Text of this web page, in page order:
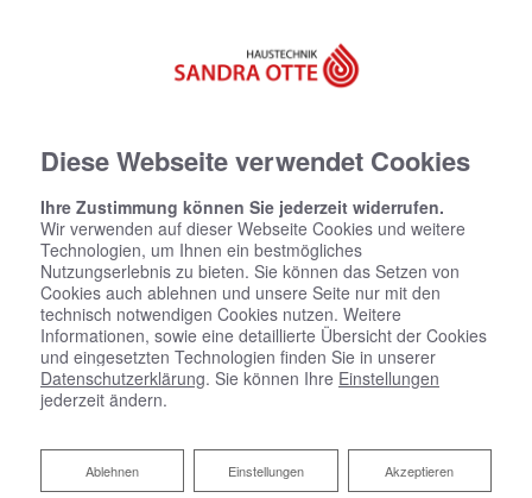
Diese Webseite verwendet Cookies
Ihre Zustimmung können Sie jederzeit widerrufen.
Wir verwenden auf dieser Webseite Cookies und weitere
Technologien, um Ihnen ein bestmögliches
Nutzungserlebnis zu bieten. Sie können das Setzen von
Cookies auch ablehnen und unsere Seite nur mit den
technisch notwendigen Cookies nutzen. Weitere
Informationen, sowie eine detaillierte Übersicht der Cookies
und eingesetzten Technologien finden Sie in unserer
Datenschutzerklärung. Sie können Ihre Einstellungen
jederzeit ändern.
Akzeptieren
Einstellungen
Ablehnen
Ablehnen